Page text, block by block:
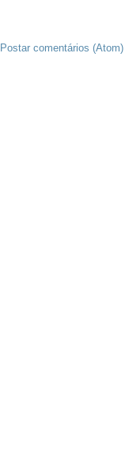
Postar comentários (Atom)